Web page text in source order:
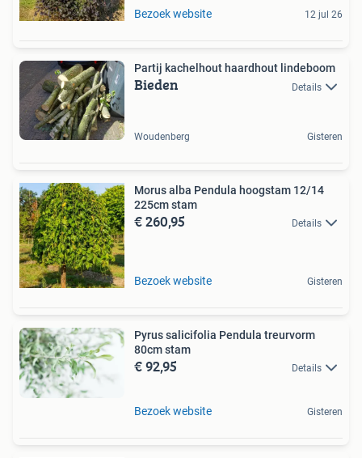
Bezoek website 12 jul 26
Partij kachelhout haardhout lindeboom
Bieden Details
Woudenberg Gisteren
Morus alba Pendula hoogstam 12/14
225cm stam
€ 260,95 Details
Bezoek website Gisteren
Pyrus salicifolia Pendula treurvorm
80cm stam
€ 92,95 Details
Bezoek website Gisteren